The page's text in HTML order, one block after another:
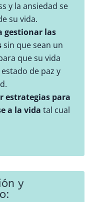
y la ansiedad se
su vida.
gestionar las
sin que sean un
que su vida
de paz y
estrategias para
a la vida tal cual
y